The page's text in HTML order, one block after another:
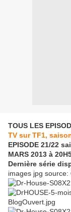
TOUS LES
TV sur TF1,
EPISODE 21/22
MARS 2013 à
Dernière série
images jpg